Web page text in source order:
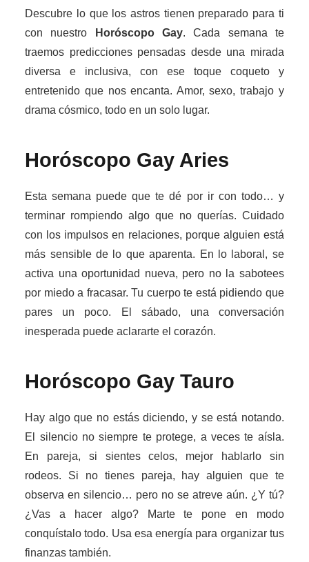
Descubre lo que los astros tienen preparado para ti
con nuestro
Horóscopo Gay. Cada semana te
traemos predicciones pensadas desde una mirada
diversa e inclusiva, con ese toque coqueto y
entretenido que nos encanta. Amor, sexo, trabajo y
drama cósmico, todo en un solo lugar.
Horóscopo Gay Aries
Esta semana puede que te dé por ir con todo… y
terminar rompiendo algo que no querías. Cuidado
con los impulsos en relaciones, porque alguien está
más sensible de lo que aparenta. En lo laboral, se
activa una oportunidad nueva, pero no la sabotees
por miedo a fracasar. Tu cuerpo te está pidiendo que
pares un poco. El sábado, una conversación
inesperada puede aclararte el corazón.
Horóscopo GayTauro
Hay algo que no estás diciendo, y se está notando.
El silencio no siempre te protege, a veces te aísla.
En pareja, si sientes celos, mejor hablarlo sin
rodeos. Si no tienes pareja, hay alguien que te
observa en silencio… pero no se atreve aún. ¿Y tú?
¿Vas a hacer algo? Marte te pone en modo
conquístalo todo. Usa esa energía para organizar tus
finanzas también.